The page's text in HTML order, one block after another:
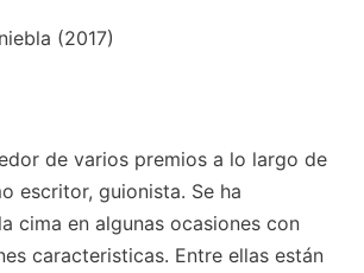
(2017)
de varios premios a lo largo de
escritor, guionista. Se ha
cima en algunas ocasiones con
caracteristicas. Entre ellas están